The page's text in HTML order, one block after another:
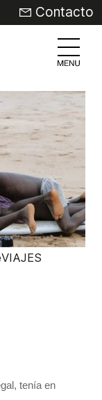
Contacto
tenía en